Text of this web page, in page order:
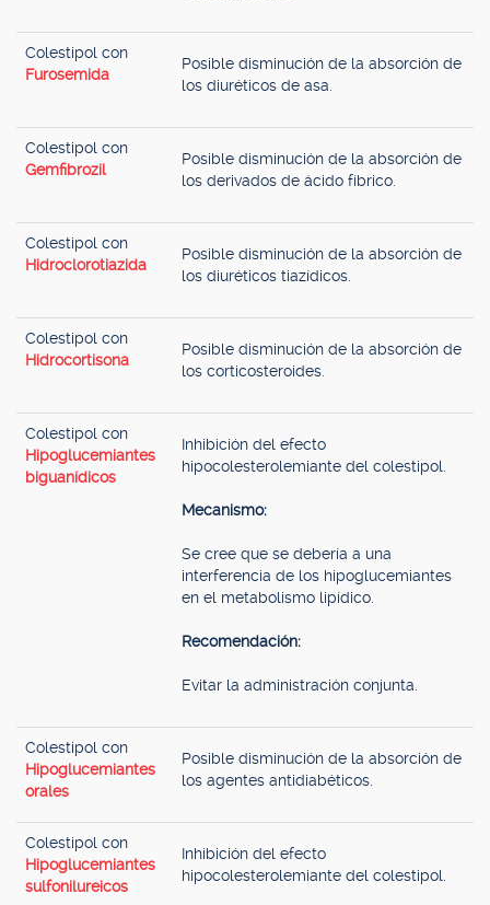
Colestipol con
Furosemida
Posible disminución de la absorción de
los diuréticos de asa.
Colestipol con
Gemfibrozil
Posible disminución de la absorción de
los derivados de ácido fíbrico.
Colestipol con
Hidroclorotiazida
Posible disminución de la absorción de
los diuréticos tiazídicos.
Colestipol con
Hidrocortisona
Posible disminución de la absorción de
los corticosteroides.
Colestipol con
Hipoglucemiantes
biguanídicos
Inhibición del efecto
hipocolesterolemiante del colestipol.
Mecanismo:
Se cree que se debería a una
interferencia de los hipoglucemiantes
en el metabolismo lipídico.
Recomendación:
Evitar la administración conjunta.
Colestipol con
Hipoglucemiantes
orales
Posible disminución de la absorción de
los agentes antidiabéticos.
Colestipol con
Hipoglucemiantes
sulfonilureicos
Inhibición del efecto
hipocolesterolemiante del colestipol.